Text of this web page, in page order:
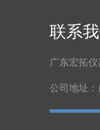
联系
广东宏拓仪
公司地址